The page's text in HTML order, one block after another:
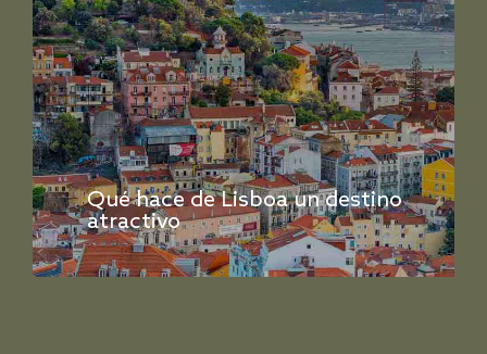
Qué hace de Lisboa un destino
atractivo